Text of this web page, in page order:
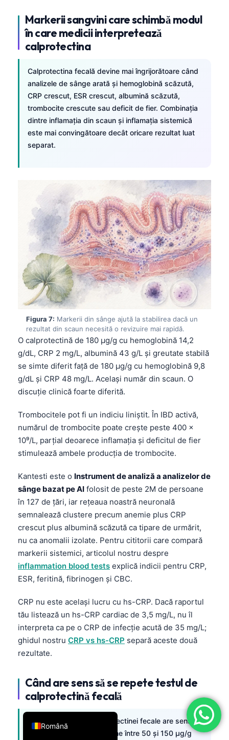
Markerii sangvini care schimbă modul
în care medicii interpretează
calprotectina
Calprotectina fecală devine mai îngrijorătoare când
analizele de sânge arată și hemoglobină scăzută,
CRP crescut, ESR crescut, albumină scăzută,
trombocite crescute sau deficit de fier. Combinația
dintre inflamația din scaun și inflamația sistemică
este mai convingătoare decât oricare rezultat luat
separat.
Figura 7: Markerii din sânge ajută la stabilirea dacă un
rezultat din scaun necesită o revizuire mai rapidă.
O calprotectină de 180 µg/g cu hemoglobină 14,2
g/dL, CRP 2 mg/L, albumină 43 g/L și greutate stabilă
se simte diferit față de 180 µg/g cu hemoglobină 9,8
g/dL și CRP 48 mg/L. Același număr din scaun. O
discuție clinică foarte diferită.
Trombocitele pot fi un indiciu liniștit. În IBD activă,
numărul de trombocite poate crește peste 400 x
10⁹/L, parțial deoarece inflamația și deficitul de fier
stimulează ambele producția de trombocite.
Kantesti este o Instrument de analiză a analizelor de
sânge bazat pe AI folosit de peste 2M de persoane
în 127 de țări, iar rețeaua noastră neuronală
semnalează clustere precum anemie plus CRP
crescut plus albumină scăzută ca tipare de urmărit,
nu ca anomalii izolate. Pentru cititorii care compară
markerii sistemici, articolul nostru despre
inflammation blood tests explică indicii pentru CRP,
ESR, feritină, fibrinogen și CBC.
CRP nu este același lucru cu hs-CRP. Dacă raportul
tău listează un hs-CRP cardiac de 3,5 mg/L, nu îl
interpreta ca pe o CRP de infecție acută de 35 mg/L;
ghidul nostru CRP vs hs-CRP separă aceste două
rezultate.
Când are sens să se repete testul de
calprotectină fecală
O a doua testare a calprotectinei fecale are sens
pentru rezultatele borderline între 50 și 150 µg/g
Română
Deutsch
Français
עִבְרִית
Italiano
Español
Ελληνικά
Türkçe
简体中文
فارسی
Български
Dansk
Nederlands
हिन्दी
Bahasa Indonesia
Հայերեն
Српски језик
Svenska
Bosanski
Azərbaycan dili
Eesti
日本語
Čeština
ქართული
Русский
Lietuvių kalba
Polski
한국어
Shqip
বাংলা
اردو
मराठी
తెలుగు
ગુજરાતી
ಕನ್ನಡ
മലയാളം